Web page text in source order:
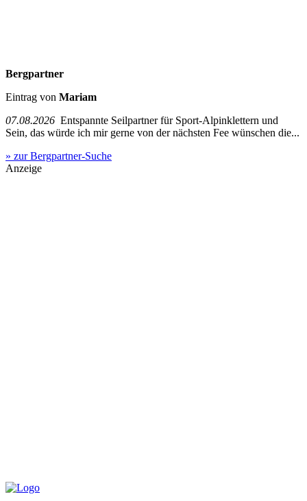
Bergpartner
Eintrag von Mariam
07.08.2026 Entspannte Seilpartner für Sport-Alpinklettern und
Sein, das würde ich mir gerne von der nächsten Fee wünschen die...
» zur Bergpartner-Suche
Anzeige